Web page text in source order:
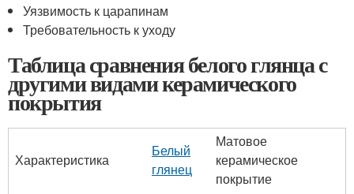
Уязвимость к царапинам
Требовательность к уходу
Таблица сравнения белого глянца с
другими видами керамического
покрытия
Характеристика
Белый
глянец
Матовое
керамическое
покрытие